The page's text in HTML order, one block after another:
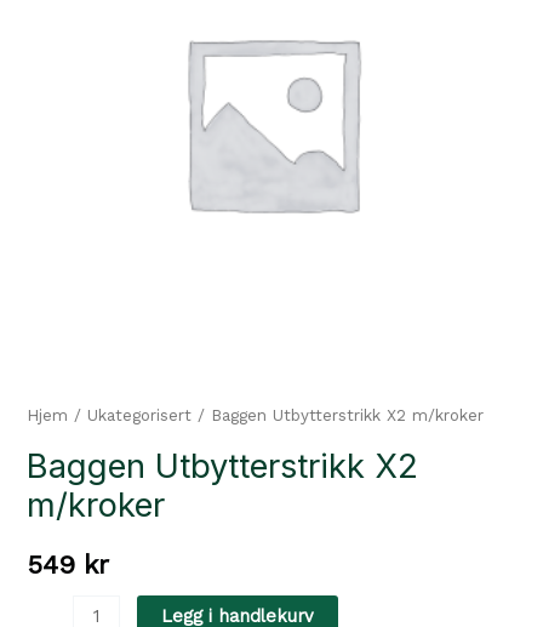
Hjem / Ukategorisert / Baggen Utbytterstrikk X2 m/kroker
Baggen Utbytterstrikk X2
m/kroker
549 kr
Legg i handlekurv